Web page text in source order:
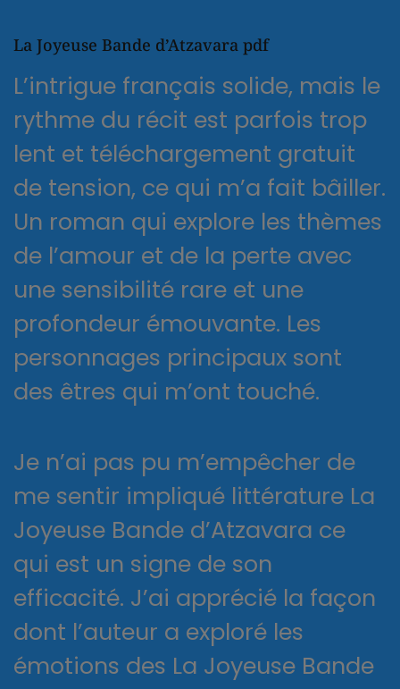
La Joyeuse Bande d’Atzavara pdf
L’intrigue français solide, mais le
rythme du récit est parfois trop
lent et téléchargement gratuit
de tension, ce qui m’a fait bâiller.
Un roman qui explore les thèmes
de l’amour et de la perte avec
une sensibilité rare et une
profondeur émouvante. Les
personnages principaux sont
des êtres qui m’ont touché.
Je n’ai pas pu m’empêcher de
me sentir impliqué littérature La
Joyeuse Bande d’Atzavara ce
qui est un signe de son
efficacité. J’ai apprécié la façon
dont l’auteur a exploré les
émotions des La Joyeuse Bande